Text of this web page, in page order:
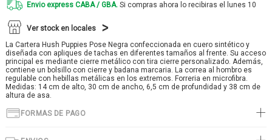
Envio express CABA / GBA. Si compras ahora lo recibiras el lunes 10
Ver stock en locales
La Cartera Hush Puppies Pose Negra confeccionada en cuero sintético y
diseñada con apliques de tachas en diferentes tamaños al frente. Su acceso
principal es mediante cierre metálico con tira cierre personalizado. Además,
contiene un bolsillo con cierre y badana marcaria. La correa al hombro es
regulable con hebillas metálicas en los extremos. Forreria en microfibra.
Medidas: 14 cm de alto, 30 cm de ancho, 6,5 cm de profundidad y 38 cm de
altura de asa.
FORMAS DE PAGO